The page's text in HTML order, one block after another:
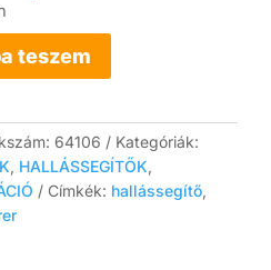
teszem
64106
Kategóriák:
, HALLÁSSEGÍTŐK,
Címkék: hallássegítő,